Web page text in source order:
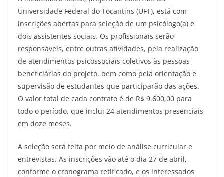
Universidade Federal do Tocantins (UFT), está com
inscrições abertas para seleção de um psicólogo(a) e
dois assistentes sociais. Os profissionais serão
responsáveis, entre outras atividades, pela realização
de atendimentos psicossociais coletivos às pessoas
beneficiárias do projeto, bem como pela orientação e
supervisão de estudantes que participarão das ações.
O valor total de cada contrato é de R$ 9.600,00 para
todo o período, que inclui 24 atendimentos presenciais
em doze meses.
A seleção será feita por meio de análise curricular e
entrevistas. As inscrições vão até o dia 27 de abril,
conforme o cronograma retificado, e os interessados